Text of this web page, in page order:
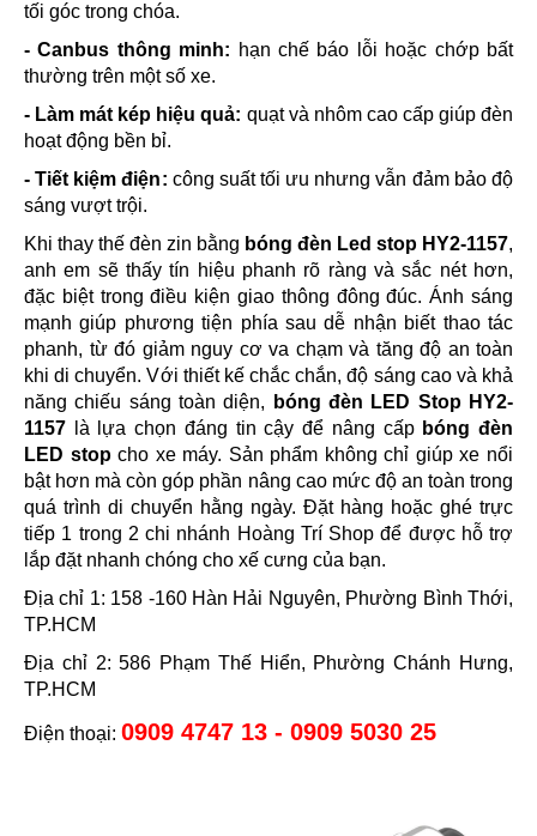
tối góc trong chóa.
- Canbus thông minh: hạn chế báo lỗi hoặc chớp bất
thường trên một số xe.
- Làm mát kép hiệu quả: quạt và nhôm cao cấp giúp đèn
hoạt động bền bỉ.
- Tiết kiệm điện: công suất tối ưu nhưng vẫn đảm bảo độ
sáng vượt trội.
Khi thay thế đèn zin bằng bóng đèn Led stop HY2-1157,
anh em sẽ thấy tín hiệu phanh rõ ràng và sắc nét hơn,
đặc biệt trong điều kiện giao thông đông đúc. Ánh sáng
mạnh giúp phương tiện phía sau dễ nhận biết thao tác
phanh, từ đó giảm nguy cơ va chạm và tăng độ an toàn
khi di chuyển. Với thiết kế chắc chắn, độ sáng cao và khả
năng chiếu sáng toàn diện,
bóng đèn LED Stop HY2-
1157 là lựa chọn đáng tin cậy để nâng cấp bóng đèn
LED stopcho xe máy. Sản phẩm không chỉ giúp xe nổi
bật hơn mà còn góp phần nâng cao mức độ an toàn trong
quá trình di chuyển hằng ngày. Đặt hàng hoặc ghé trực
tiếp 1 trong 2 chi nhánh Hoàng Trí Shop để được hỗ trợ
lắp đặt nhanh chóng cho xế cưng của bạn.
Địa chỉ 1: 158 -160 Hàn Hải Nguyên, Phường Bình Thới,
TP.HCM
Địa chỉ 2: 586 Phạm Thế Hiển, Phường Chánh Hưng,
TP.HCM
Điện thoại: 0909 4747 13 - 0909 5030 25